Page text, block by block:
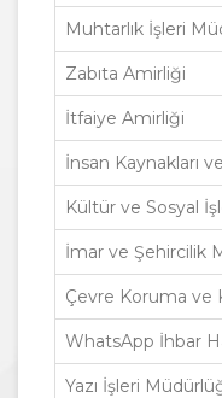
Muhtarlık İşleri
Zabıta Amirliği
İtfaiye Amirliği
İnsan Kaynakları
Kültür ve Sosyal
İmar ve Şehircilik
Çevre Koruma ve
WhatsApp İhbar
Yazı İşleri